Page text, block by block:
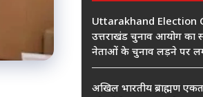
Uttarakhand Election
उत्तराखंड चुनाव आयोग
नेताओं के चुनाव लड़ने पर
अखिल भारतीय ब्राह्मण